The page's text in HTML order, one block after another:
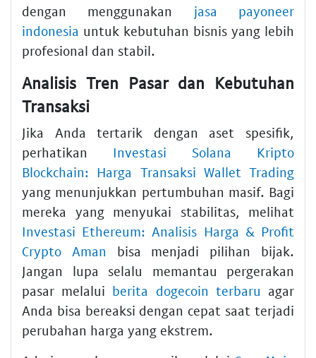
dengan menggunakan jasa payoneer
indonesia untuk kebutuhan bisnis yang lebih
profesional dan stabil.
Analisis Tren Pasar dan Kebutuhan
Transaksi
Jika Anda tertarik dengan aset spesifik,
perhatikan Investasi Solana Kripto
Blockchain: Harga Transaksi Wallet Trading
yang menunjukkan pertumbuhan masif. Bagi
mereka yang menyukai stabilitas, melihat
Investasi Ethereum: Analisis Harga & Profit
Crypto Aman bisa menjadi pilihan bijak.
Jangan lupa selalu memantau pergerakan
pasar melalui berita dogecoin terbaru agar
Anda bisa bereaksi dengan cepat saat terjadi
perubahan harga yang ekstrem.